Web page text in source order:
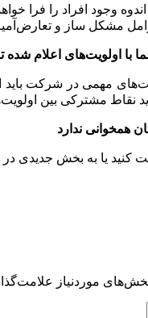
وجود افراد را فرا
مشکل ساز و
با اولویت‌های اعلام
مهمی در شرکت
نقاط مشترکی بین
همخوانی ندارد
کنید یا به بخش جدیدی
موردنیاز